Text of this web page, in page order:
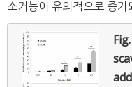
소거능이 유의적으로 증